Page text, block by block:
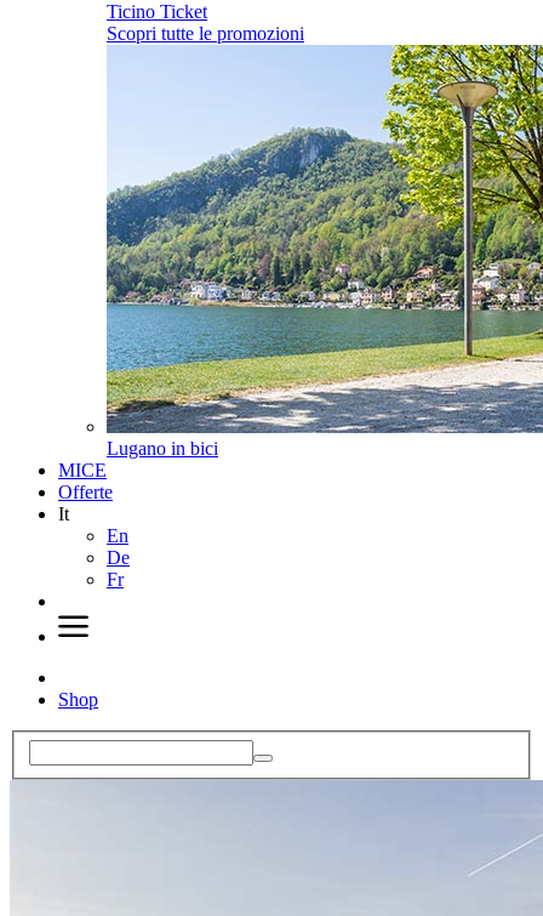
Ticino Ticket
Scopri tutte le promozioni
Lugano in bici
MICE
Offerte
It
En
De
Fr
Shop